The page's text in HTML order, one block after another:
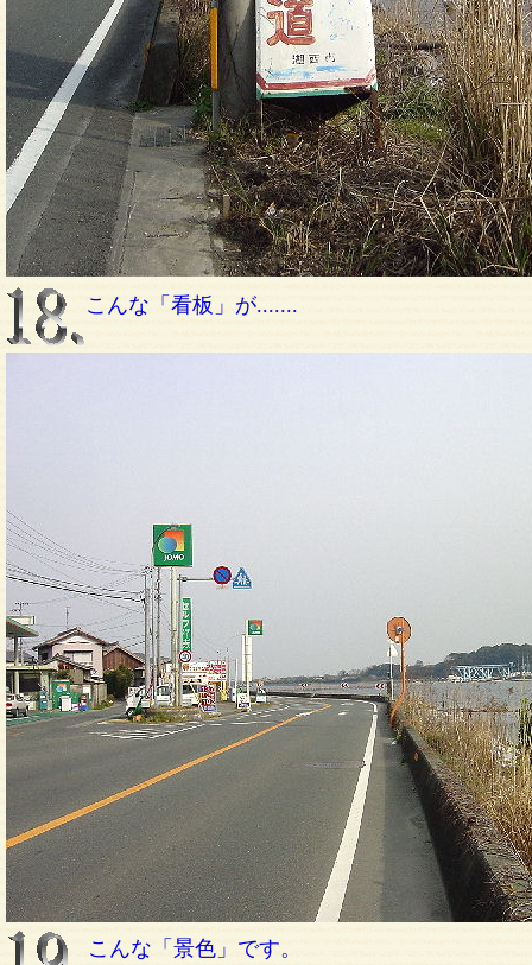
こんな「看板」が.......
こんな「景色」です。